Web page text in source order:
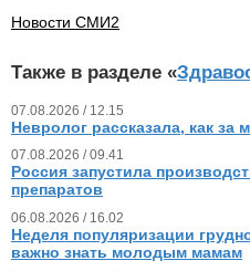
Новости СМИ2
Также в разделе «
07.08.2026 / 12.15
Невролог рассказала, как за
07.08.2026 / 09.41
Россия запустила
препаратов
06.08.2026 / 16.02
Неделя популяризации
важно знать молодым мамам